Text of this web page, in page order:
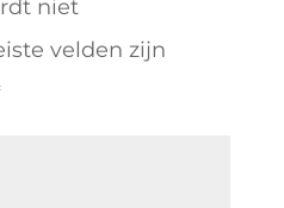
niet
velden zijn